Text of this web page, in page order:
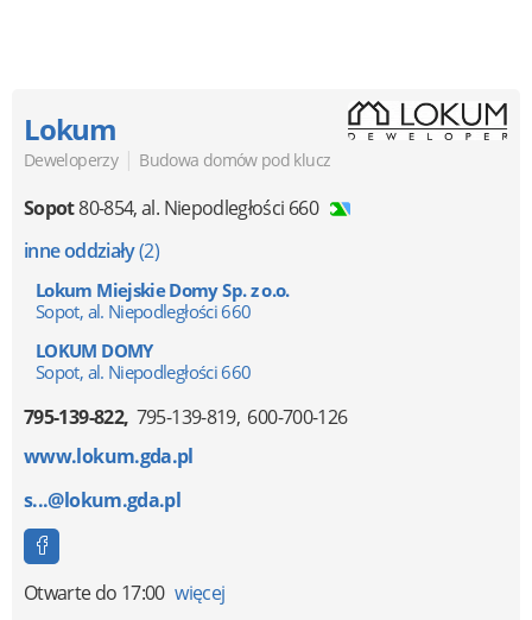
Lokum
Deweloperzy | Budowa domów pod klucz
Sopot80-854,al. Niepodległości 660
inne oddziały(2)
Lokum Miejskie Domy Sp. z o.o.
Sopot, al. Niepodległości 660
LOKUM DOMY
Sopot, al. Niepodległości 660
795-139-822 795-139-819 600-700-126
www.lokum.gda.pl
s...@lokum.gda.pl
Otwartedo 17:00 więcej